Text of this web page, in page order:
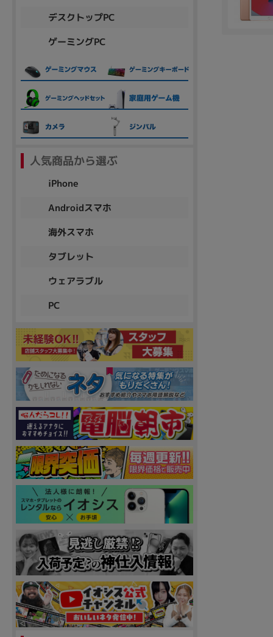
デスクトップPC
ゲーミングPC
人気商品から選ぶ
iPhone
Androidスマホ
海外スマホ
タブレット
ウェアラブル
PC
円 ～
各項目のチェックボックスは「or検索」となります。